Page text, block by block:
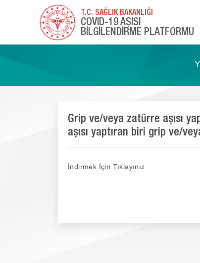
T.C. SAĞLIK BAKANLIĞI
COVID-19 AŞISI
BİLGİLENDİRME PLATFORMU
Grip ve/veya zatürre aşısı
aşısı yaptıran biri grip ve/
İndirmek İçin Tıklayınız